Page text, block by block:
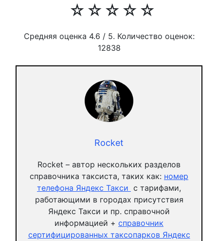
☆
☆
☆
☆
☆
Средняя оценка 4.6 / 5. Количество оценок:
12838
Rocket
Rocket – автор нескольких разделов
справочника таксиста, таких как: номер
телефона Яндекс Такси с тарифами,
работающими в городах присутствия
Яндекс Такси и пр. справочной
информацией + справочник
сертифицированных таксопарков Яндекс